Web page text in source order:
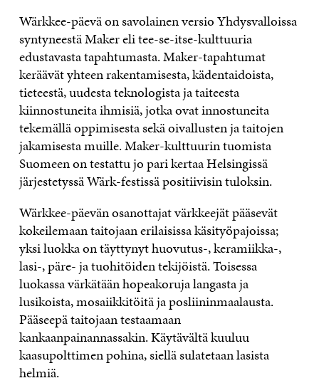
Wärkkee-päevä on savolainen versio Yhdysvalloissa
syntyneestä Maker eli tee-se-itse-kulttuuria
edustavasta tapahtumasta. Maker-tapahtumat
keräävät yhteen rakentamisesta, kädentaidoista,
tieteestä, uudesta teknologista ja taiteesta
kiinnostuneita ihmisiä, jotka ovat innostuneita
tekemällä oppimisesta sekä oivallusten ja taitojen
jakamisesta muille. Maker-kulttuurin tuomista
Suomeen on testattu jo pari kertaa Helsingissä
järjestetyssä Wärk-festissä positiivisin tuloksin.
Wärkkee-päevän osanottajat värkkeejät pääsevät
kokeilemaan taitojaan erilaisissa käsityöpajoissa;
yksi luokka on täyttynyt huovutus-, keramiikka-,
lasi-, päre- ja tuohitöiden tekijöistä. Toisessa
luokassa värkätään hopeakoruja langasta ja
lusikoista, mosaiikkitöitä ja posliininmaalausta.
Pääseepä taitojaan testaamaan
kankaanpainannassakin. Käytävältä kuuluu
kaasupolttimen pohina, siellä sulatetaan lasista
helmiä.